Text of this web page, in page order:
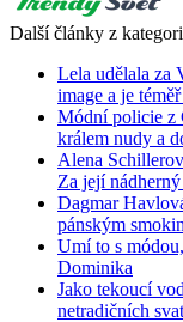
Další články z
Lela udělala za
image a je
Módní policie z
králem nudy a
Alena
Za její
Dagmar
pánským
Umí to s
Dominika
Jako tekoucí
netradičních